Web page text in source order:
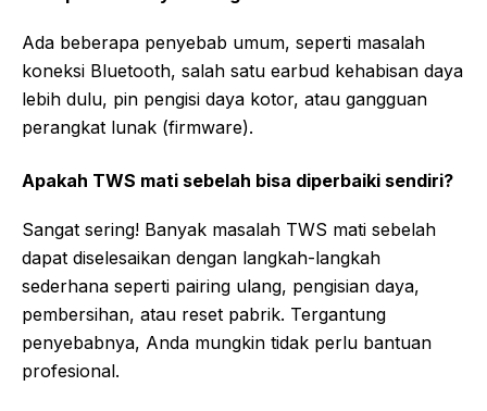
Ada beberapa penyebab umum, seperti masalah
koneksi Bluetooth, salah satu earbud kehabisan daya
lebih dulu, pin pengisi daya kotor, atau gangguan
perangkat lunak (firmware).
Apakah TWS mati sebelah bisa diperbaiki sendiri?
Sangat sering! Banyak masalah TWS mati sebelah
dapat diselesaikan dengan langkah-langkah
sederhana seperti pairing ulang, pengisian daya,
pembersihan, atau reset pabrik. Tergantung
penyebabnya, Anda mungkin tidak perlu bantuan
profesional.